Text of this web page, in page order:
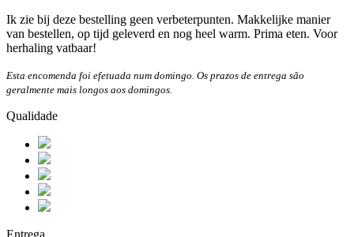
Ik zie bij deze bestelling geen verbeterpunten. Makkelijke manier
van bestellen, op tijd geleverd en nog heel warm. Prima eten. Voor
herhaling vatbaar!
Esta encomenda foi efetuada num domingo. Os prazos de entrega são
geralmente mais longos aos domingos.
Qualidade